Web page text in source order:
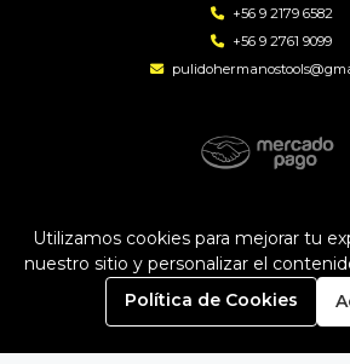
+56 9 2179 6582
+56 9 2761 9099
PH TOOLS | Soluciones en
maquinaria © 2026
Creado porBsale
0
Utilizamos cookies para mejorar tu
nuestro sitio y personalizar el
Política de Cookies